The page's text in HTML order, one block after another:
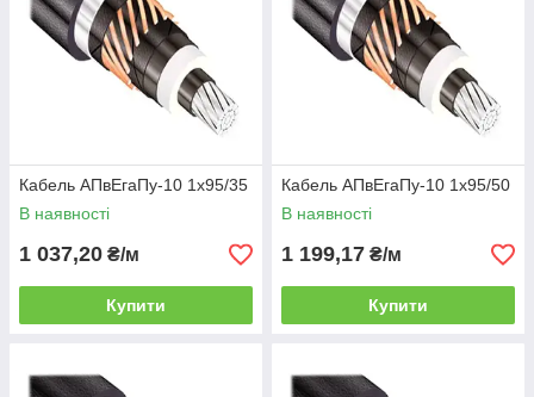
Кабель АПвЕгаПу-10 1х95/35
В наявності
1 037,20 ₴/м
Купити
Кабель АПвЕгаПу-10 1х95/50
В наявності
1 199,17 ₴/м
Купити